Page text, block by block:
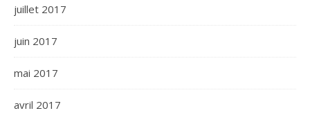
juillet 2017
juin 2017
mai 2017
avril 2017